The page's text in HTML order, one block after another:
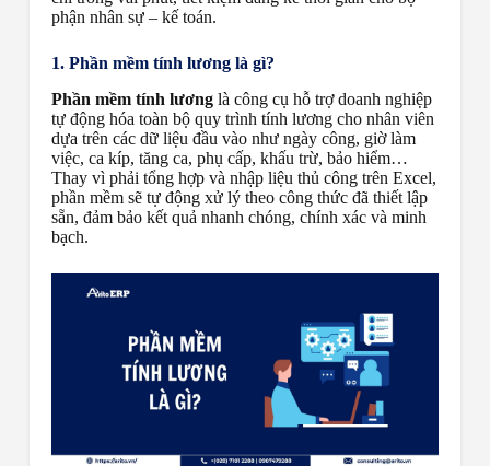
phận nhân sự – kế toán.
1. Phần mềm tính lương là gì?
Phần mềm tính lươnglà công cụ hỗ trợ doanh nghiệp
tự động hóa toàn bộ quy trình tính lương cho nhân viên
dựa trên các dữ liệu đầu vào như ngày công, giờ làm
việc, ca kíp, tăng ca, phụ cấp, khấu trừ, bảo hiểm…
Thay vì phải tổng hợp và nhập liệu thủ công trên Excel,
phần mềm sẽ tự động xử lý theo công thức đã thiết lập
sẵn, đảm bảo kết quả nhanh chóng, chính xác và minh
bạch.